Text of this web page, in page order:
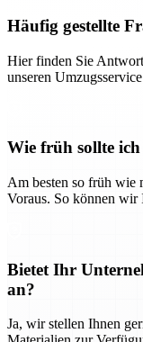
Häufig gestellte
Hier finden Sie
unseren
Wie früh sollte
Am besten so früh wie
Voraus. So können wir
Bietet Ihr
an?
Ja, wir stellen Ihnen